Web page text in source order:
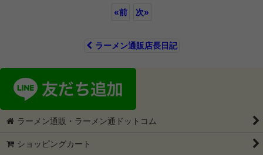
«前 次»
ラーメン通販店長日記
ラーメン通販・ラーメン通ドットコム
ショッピングカート